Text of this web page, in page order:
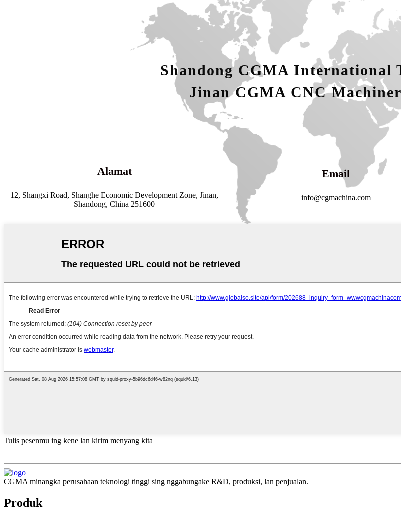
Shandong CGMA International
Jinan CGMA CNC
Alamat
12, Shangxi Road, Shanghe Economic Development Zone, Jinan,
Shandong, China 251600
Email
info@cgmachina.com
Tulis pesenmu ing kene lan kirim menyang kita
CGMA minangka perusahaan teknologi tinggi sing nggabungake R&D, produksi, lan penjualan.
Produk